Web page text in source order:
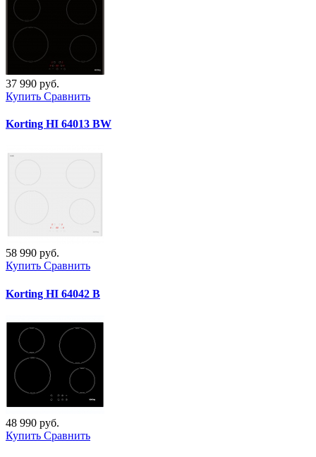
37 990 руб.
Купить Сравнить
Korting HI 64013 BW
58 990 руб.
Купить Сравнить
Korting HI 64042 B
48 990 руб.
Купить Сравнить